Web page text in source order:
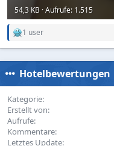
54,3 KB · Aufrufe: 1.515
R
e
c
t
i
n
s
:
1 user
Hotelbewertungen
Kategorie
Erstellt von
Aufrufe
Kommentare
Letztes Update